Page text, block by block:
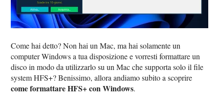
Come hai detto? Non hai un Mac, ma hai solamente un
computer Windows a tua disposizione e vorresti formattare un
disco in modo da utilizzarlo su un Mac che supporta solo il file
system HFS+? Benissimo, allora andiamo subito a scoprire
come formattare HFS+ con Windows.